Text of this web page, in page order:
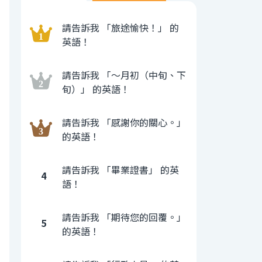
請告訴我 「旅途愉快！」 的
英語！
請告訴我 「〜月初（中旬、下
旬）」 的英語！
請告訴我 「感謝你的關心。」
的英語！
4
請告訴我 「畢業證書」 的英
語！
5
請告訴我 「期待您的回覆。」
的英語！